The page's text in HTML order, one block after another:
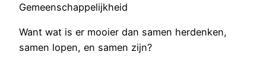
Gemeenschappelijkheid
Want wat is er mooier dan samen herdenken,
samen lopen, en samen zijn?